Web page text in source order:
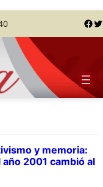
Facebook Twitter
y memoria:
2001 cambió al